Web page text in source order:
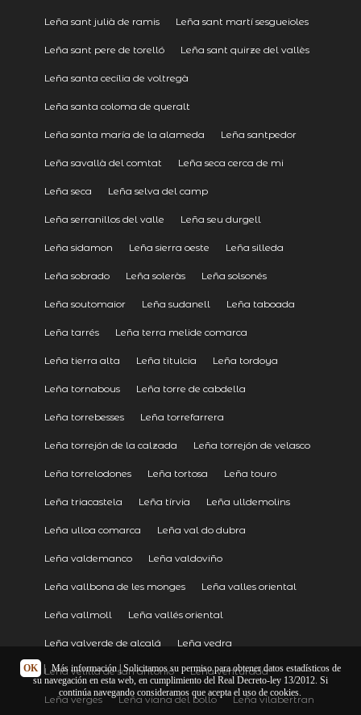
Leña sant julià de ramis Leña sant martí sesgueioles
Leña sant pere de torelló Leña sant quirze del vallès
Leña santa cecília de voltregà
Leña santa coloma de queralt
Leña santa maría de la alameda Leña santpedor
Leña savallà del comtat Leña seca cerca de mi
Leña seca Leña selva del camp
Leña serranillos del valle Leña seu durgell
Leña sidamon Leña sierra oeste Leña silleda
Leña sobrado Leña soleràs Leña solsonés
Leña soutomaior Leña sudanell Leña taboada
Leña tarrés Leña terra melide comarca
Leña tierra alta Leña titulcia Leña tordoya
Leña tornabous Leña torre de cabdella
Leña torrebesses Leña torrefarrera
Leña torrejón de la calzada Leña torrejón de velasco
Leña torrelodones Leña tortosa Leña touro
Leña triacastela Leña tírvia Leña ulldemolins
Leña ulloa comarca Leña val do dubra
Leña valdemanco Leña valdoviño
Leña vallbona de les monges Leña valles oriental
Leña vallmoll Leña vallés oriental
Leña valverde de alcalá Leña vedra
Leña velilla de san antonio Leña venturada
Leña verges Leña viana del bollo Leña vilabertran
OK | Más información| Solicitamos su permiso para obtener datos estadísticos de
su navegación en esta web, en cumplimiento del Real Decreto-ley 13/2012. Si
continúa navegando consideramos que acepta el uso de cookies.